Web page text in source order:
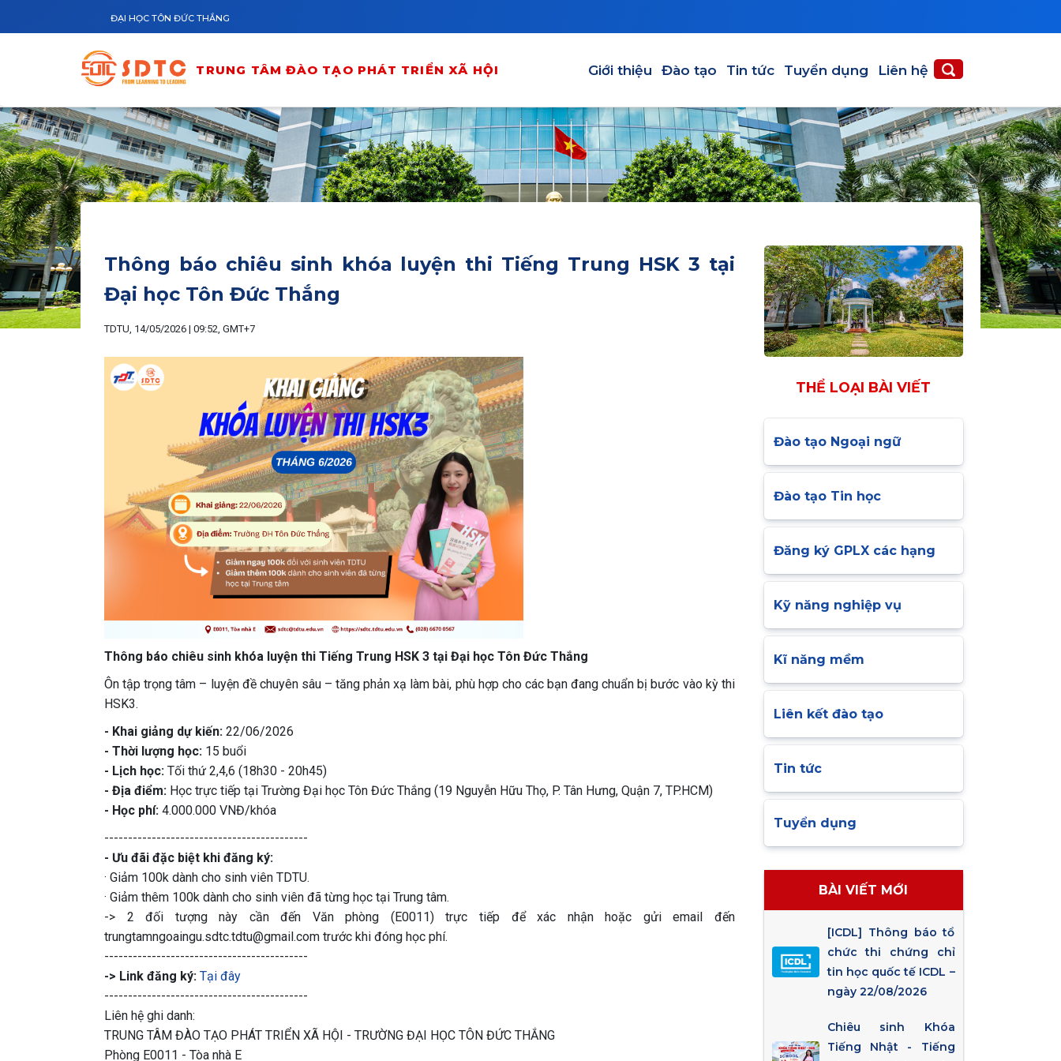
ĐẠI HỌC TÔN ĐỨC THẮNG
TRUNG TÂM ĐÀO TẠO PHÁT TRIỂN XÃ HỘI Giới thiệu Đào tạo Tin tức Tuyển dụng Liên hệ
Thông báo chiêu sinh khóa luyện thi Tiếng Trung HSK 3 tại
Đại học Tôn Đức Thắng
TDTU, 14/05/2026 | 09:52, GMT+7
Thông báo chiêu sinh khóa luyện thi Tiếng Trung HSK 3 tại Đại học Tôn Đức Thắng
Ôn tập trọng tâm – luyện đề chuyên sâu – tăng phản xạ làm bài, phù hợp cho các bạn đang chuẩn bị bước vào kỳ thi
HSK3.
- Khai giảng dự kiến: 22/06/2026
- Thời lượng học: 15 buổi
- Lịch học: Tối thứ 2,4,6 (18h30 - 20h45)
- Địa điểm: Học trực tiếp tại Trường Đại học Tôn Đức Thắng (19 Nguyễn Hữu Thọ, P. Tân Hưng, Quận 7, TP.HCM)
- Học phí: 4.000.000 VNĐ/khóa
-------------------------------------------
- Ưu đãi đặc biệt khi đăng ký:
· Giảm 100k dành cho sinh viên TDTU.
· Giảm thêm 100k dành cho sinh viên đã từng học tại Trung tâm.
-> 2 đối tượng này cần đến Văn phòng (E0011) trực tiếp để xác nhận hoặc gửi email đến
trungtamngoaingu.sdtc.tdtu@gmail.com trước khi đóng học phí.
-------------------------------------------
-> Link đăng ký: Tại đây
-------------------------------------------
Liên hệ ghi danh:
TRUNG TÂM ĐÀO TẠO PHÁT TRIỂN XÃ HỘI - TRƯỜNG ĐẠI HỌC TÔN ĐỨC THẮNG
Phòng E0011 - Tòa nhà E
THỂ LOẠI BÀI VIẾT
Đào tạo Ngoại ngữ
Đào tạo Tin học
Đăng ký GPLX các hạng
Kỹ năng nghiệp vụ
Kĩ năng mềm
Liên kết đào tạo
Tin tức
Tuyển dụng
BÀI VIẾT MỚI
[ICDL] Thông báo tổ
chức thi chứng chỉ
tin học quốc tế ICDL –
ngày 22/08/2026
Chiêu sinh Khóa
Tiếng Nhật - Tiếng